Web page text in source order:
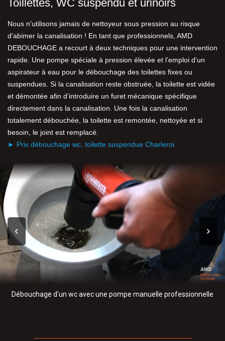
Toillettes, WC suspendu et urinoirs
Nous n'utilisons jamais de nettoyeur sous pression au risque
d'abimer la canalisation ! En tant que professionnels, AMD
DEBOUCHAGE a recourt à deux techniques pour une intervention
rapide. Une pompe spéciale à pression élevée et l’emploi d’un
aspirateur à eau pour le débouchage des toilettes fixes ou
suspendues. Si la canalisation reste obstruée, la toilette est vidée
et démontée afin d’introduire un furet mécanique spécifique
directement dans la canalisation. Une fois la canalisation
totalement débouchée, la toilette est remontée, nettoyée et si
besoin, le joint est remplacé.
► Prix débouchage wc, toilette suspendue Charleroi
Débouchage d'un wc avec une pompe manuelle professionnelle